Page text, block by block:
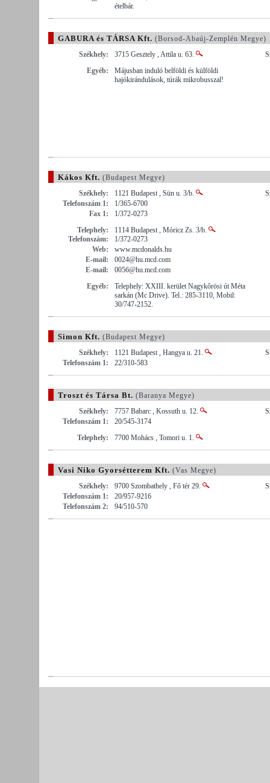
ételbár.
GABURA és TÁRSA Kft. (Borsod-Abaúj-Zemplén Megye)
Székhely:
3715 Gesztely , Attila u. 63.
Egyéb:
Májusban induló belföldi és külföldi
hajókirándulások, túrák mikrobusszal!
Kákos Kft. (Budapest Megye)
Székhely:
1121 Budapest , Sün u. 3/b.
Telefonszám 1:
1/365-6700
Fax 1:
1/372-0273
Telephely:
1114 Budapest , Móricz Zs. 3/b.
Telefonszám:
1/372-0273
Web:
www.mcdonalds.hu
E-mail:
0024@hu.mcd.com
E-mail:
0056@hu.mcd.com
Egyéb:
Telephely: XXIII. kerület Nagykőrösi út Méta
sarkán (Mc Drive). Tel.: 285-3110, Mobil:
30/747-2152.
Simon Kft. (Budapest Megye)
Székhely:
1121 Budapest , Hangya u. 21.
Telefonszám 1:
22/310-583
Troszt és Társa Bt. (Baranya Megye)
Székhely:
7757 Babarc , Kossuth u. 12.
Telefonszám 1:
20/545-3174
Telephely:
7700 Mohács , Tomori u. 1.
Vasi Niko Gyorsétterem Kft. (Vas Megye)
Székhely:
9700 Szombathely , Fő tér 29.
Telefonszám 1:
20/957-9216
Telefonszám 2:
94/510-570